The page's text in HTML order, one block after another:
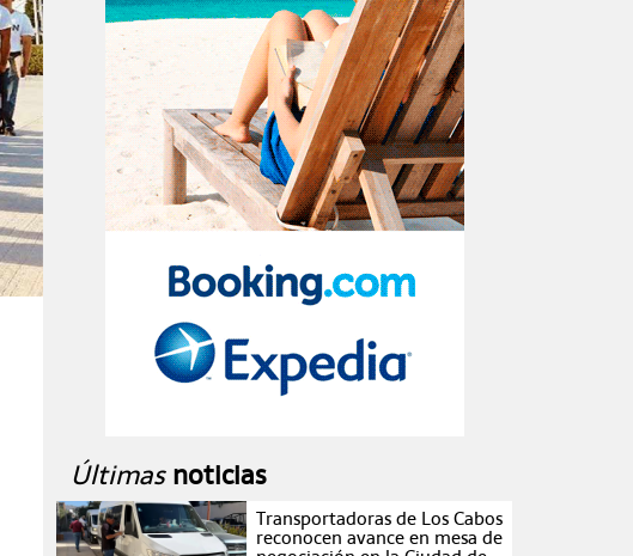
Últimas noticias
Transportadoras de Los Cabos
reconocen avance en mesa de